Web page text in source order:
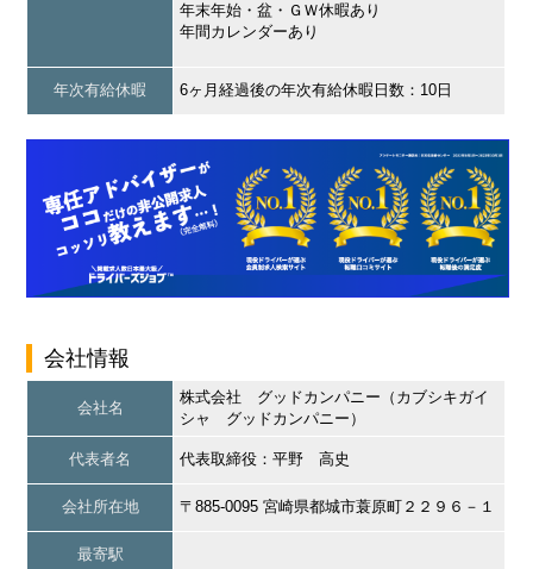
年末年始・盆・ＧＷ休暇あり
年間カレンダーあり
年次有給休暇 6ヶ月経過後の年次有給休暇日数：10日
会社情報
会社名
株式会社 グッドカンパニー（カブシキガイ
シャ グッドカンパニー）
代表者名 代表取締役：平野 高史
会社所在地 〒885-0095 宮崎県都城市蓑原町２２９６－１
最寄駅